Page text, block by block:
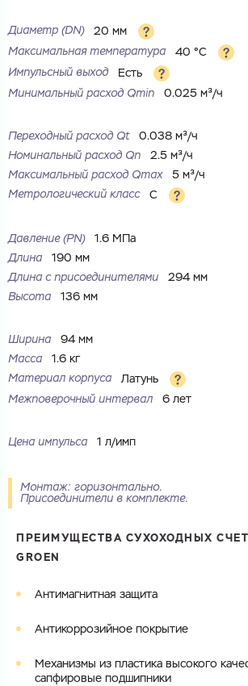
Купить как физ. лицо
Имя
Имя
получить. Мы свяжемся с вами в ближайшее
Диаметр (DN)
20 мм
Максимальная температура
40 °С
Импульсный выход
Есть
Минимальный расход Qmin
0.025 м³/ч
Переходный расход Qt
0.038 м³/ч
Номинальный расход Qn
2.5 м³/ч
Максимальный расход Qmax
5 м³/ч
Метрологический класс
C
Давление (PN)
1.6 МПа
Длина
190 мм
Длина с присоединителями
294 мм
Высота
136 мм
Ширина
94 мм
Масса
1.6 кг
Материал корпуса
Латунь
Межповерочный интервал
6 лет
Цена импульса 1 л/имп
Монтаж: горизонтально.
Присоединители в комплекте.
ПРЕИМУЩЕСТВА СУХОХОДНЫХ
GROEN
Антимагнитная защита
Антикоррозийное покрытие
Механизмы из пластика высокого
сапфировые подшипники